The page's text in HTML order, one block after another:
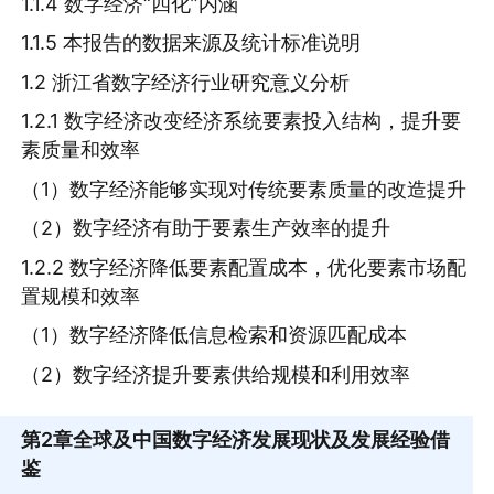
1.1.5 本报告的数据来源及统计标准说明
1.2 浙江省数字经济行业研究意义分析
1.2.1 数字经济改变经济系统要素投入结构，提升要
素质量和效率
（1）数字经济能够实现对传统要素质量的改造提升
（2）数字经济有助于要素生产效率的提升
1.2.2 数字经济降低要素配置成本，优化要素市场配
置规模和效率
（1）数字经济降低信息检索和资源匹配成本
（2）数字经济提升要素供给规模和利用效率
第2章全球及中国数字经济发展现状及发展经验借
鉴